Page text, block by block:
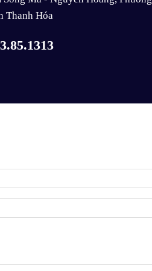
Thanh Hóa